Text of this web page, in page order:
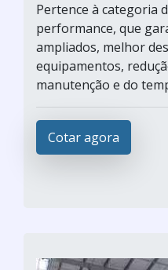
Pertence à categoria
performance, que
ampliados, melhor
equipamentos,
manutenção e do
Cotar agora